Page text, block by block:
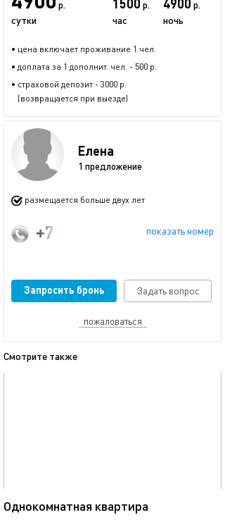
р.
сутки
1500 р.
час
4900 р.
ночь
• цена включает проживание 1 чел.
• доплата за 1 дополнит. чел. - 500 р.
• страховой депозит - 3000 р.
(возвращается при выезде)
Елена
1 предложение
размещается больше двух лет
показать номер
+7 (912) 044-98-16
Запросить бронь Задать вопрос
пожаловаться
Смотрите также
Однокомнатная квартира